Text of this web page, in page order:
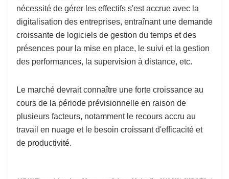
nécessité de gérer les effectifs s'est accrue avec la
digitalisation des entreprises, entraînant une demande
croissante de logiciels de gestion du temps et des
présences pour la mise en place, le suivi et la gestion
des performances, la supervision à distance, etc.
Le marché devrait connaître une forte croissance au
cours de la période prévisionnelle en raison de
plusieurs facteurs, notamment le recours accru au
travail en nuage et le besoin croissant d'efficacité et
de productivité.